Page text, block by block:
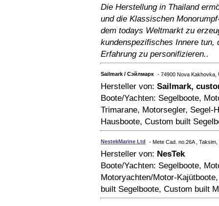
Die Herstellung in Thailand
und die Klassischen
dem todays Weltmarkt zu
kundenspezifisches Innere tun,
Erfahrung zu personifizieren..
Sailmark / Сэйлмарк - 74900 Nova Kakhovka,
Hersteller von: Sailmark,
Boote/Yachten: Segelboote,
Trimarane, Motorsegler, Segel-
Hausboote, Custom built
NestekMarine Ltd - Mete Cad. no.26A ,
Hersteller von: NesTek
Boote/Yachten: Segelboote,
Motoryachten/Motor-
built Segelboote, Custom built